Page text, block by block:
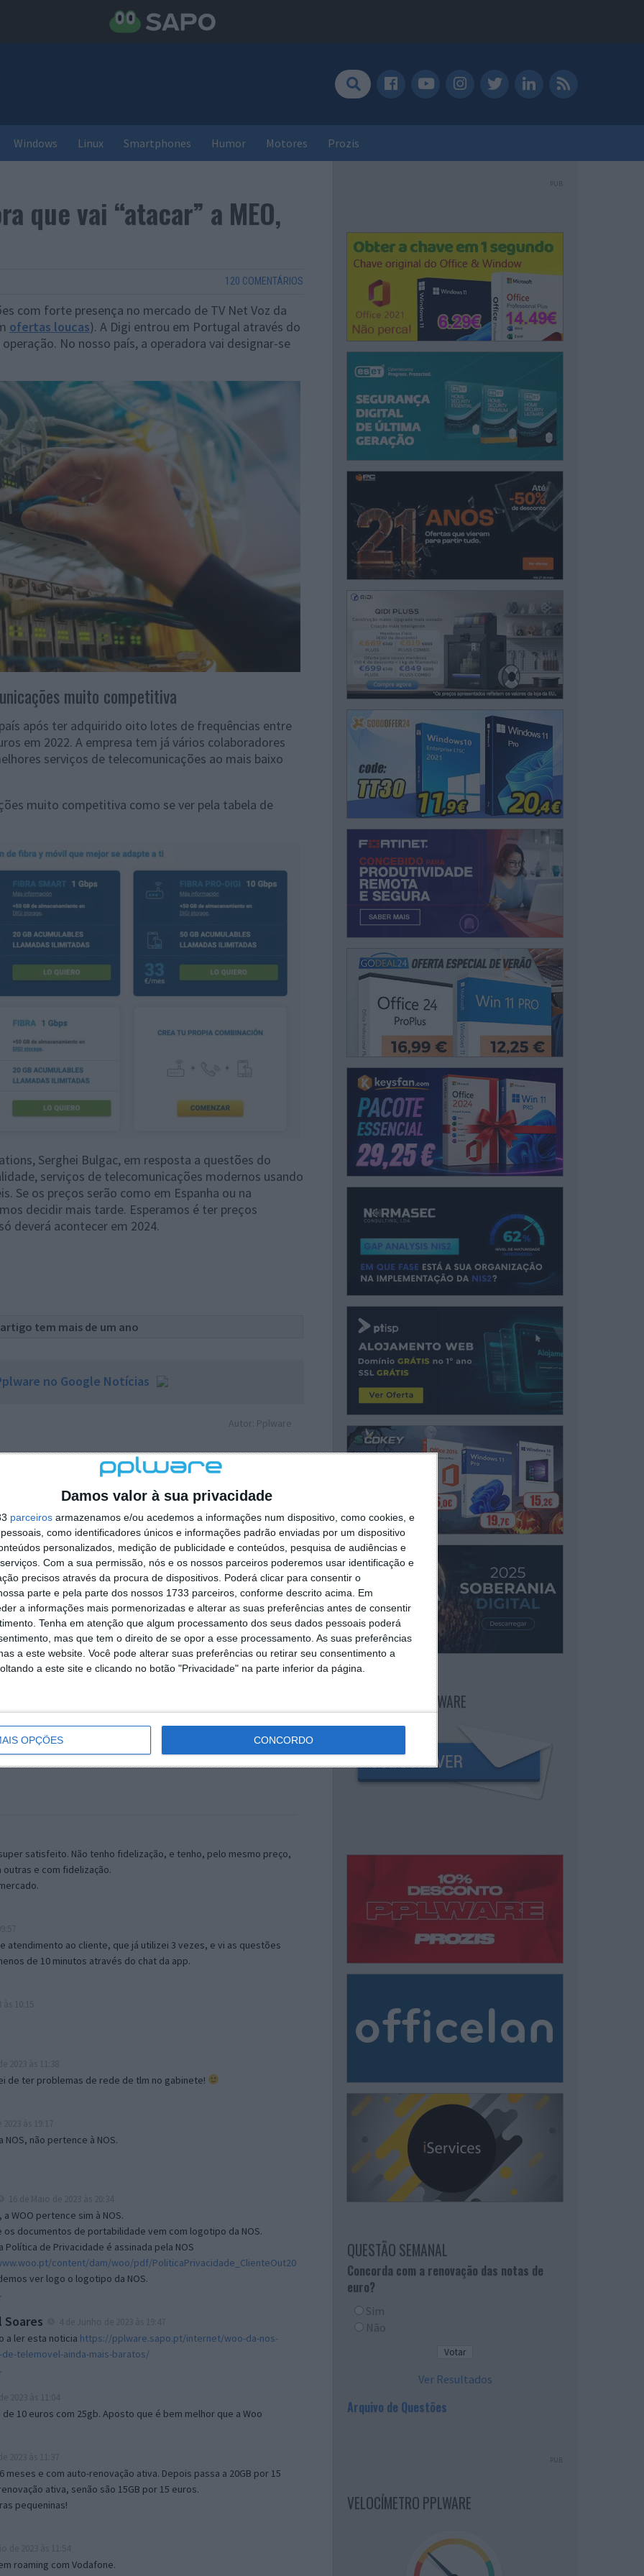
Damos valor à sua privacidade
parceiros armazenamos e/ou acedemos a informações num dispositivo, como cookies, e
como identificadores únicos e informações padrão enviadas por um dispositivo
personalizados, medição de publicidade e conteúdos, pesquisa de audiências e
Com a sua permissão, nós e os nossos parceiros poderemos usar identificação e
precisos através da procura de dispositivos. Poderá clicar para consentir o
parte e pela parte dos nossos 1733 parceiros, conforme descrito acima. Em
a informações mais pormenorizadas e alterar as suas preferências antes de consentir
Tenha em atenção que algum processamento dos seus dados pessoais poderá
mas que tem o direito de se opor a esse processamento. As suas preferências
a este website. Você pode alterar suas preferências ou retirar seu consentimento a
a este site e clicando no botão "Privacidade" na parte inferior da página.
OPÇÕES CONCORDO
Windows Linux Smartphones Humor Motores Prozis
que vai “atacar” a MEO,
120 COMENTÁRIOS
com forte presença no mercado de TV Net Voz da
ofertas loucas). A Digi entrou em Portugal através do
No nosso país, a operadora vai designar-se
muito competitiva
após ter adquirido oito lotes de frequências entre
em 2022. A empresa tem já vários colaboradores
serviços de telecomunicações ao mais baixo
muito competitiva como se ver pela tabela de
Serghei Bulgac, em resposta a questões do
serviços de telecomunicações modernos usando
Se os preços serão como em Espanha ou na
decidir mais tarde. Esperamos é ter preços
deverá acontecer em 2024.
tem mais de um ano
no Google Notícias
Autor: Pplware
PRÓXIMO ARTIGO
Na guerra entre os elétricos e os motores de
combustão, fique do lado dos híbridos
satisfeito. Não tenho fidelização, e tenho, pelo mesmo preço,
e com fidelização.
atendimento ao cliente, que já utilizei 3 vezes, e vi as questões
de 10 minutos através do chat da app.
de ter problemas de rede de tlm no gabinete!
NOS, não pertence à NOS.
a WOO pertence sim à NOS.
os documentos de portabilidade vem com logotipo da NOS.
Política de Privacidade é assinada pela NOS
content/dam/woo/pdf/PoliticaPrivacidade_ClienteOut20
ver logo o logotipo da NOS.
Soares
a ler esta noticia https://pplware.sapo.pt/internet/woo-da-nos-
telemovel-ainda-mais-baratos/
10 euros com 25gb. Aposto que é bem melhor que a Woo
meses e com auto-renovação ativa. Depois passa a 20GB por 15
ativa, senão são 15GB por 15 euros.
pequeninas!
roaming com Vodafone.
PUB
NEWSLETTER PPLWARE
QUESTÃO SEMANAL
Concorda com a renovação das notas de
euro?
Sim
Não
Ver Resultados
Arquivo de Questões
PUB
VELOCÍMETRO PPLWARE